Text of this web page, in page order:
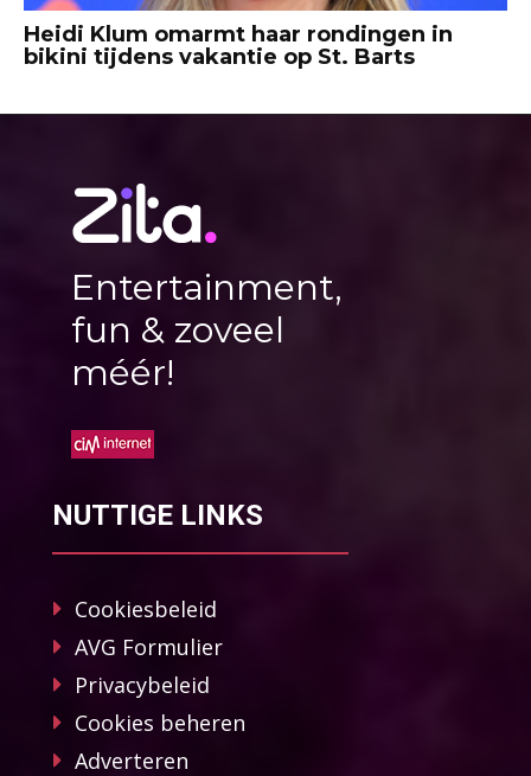
Heidi Klum omarmt haar rondingen in
bikini tijdens vakantie op St. Barts
Entertainment,
fun & zoveel
méér!
NUTTIGE LINKS
Cookiesbeleid
AVG Formulier
Privacybeleid
Cookies beheren
Adverteren